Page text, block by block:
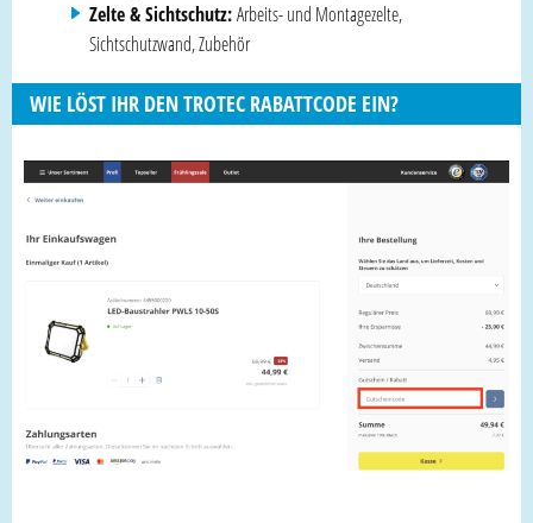
Zelte & Sichtschutz:Arbeits- und Montagezelte,
Sichtschutzwand, Zubehör
WIE LÖST IHR DEN TROTEC RABATTCODE EIN?